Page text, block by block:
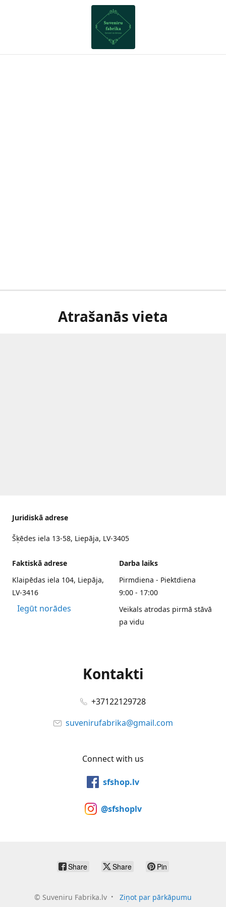
Atrašanās vieta
Juridiskā adrese
Šķēdes iela 13-58, Liepāja, LV-3405
Faktiskā adrese
Klaipēdas iela 104, Liepāja,
LV-3416
Iegūt norādes
Darba laiks
Pirmdiena - Piektdiena
9:00 - 17:00
Veikals atrodas pirmā stāvā
pa vidu
Kontakti
+37122129728
suvenirufabrika@gmail.com
Connect with us
sfshop.lv
@sfshoplv
Share Share Pin
© Suveniru Fabrika.lv Ziņot par pārkāpumu